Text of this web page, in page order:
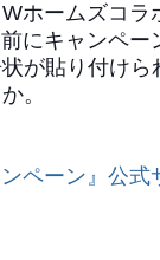
ホームズコラ
にキャンペ
が貼り付けら
。
ペーン』公式